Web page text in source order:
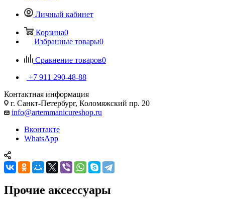
Личный кабинет
Корзина0
Избранные товары0
Сравнение товаров0
+7 911 290-48-88
Контактная информация
г. Санкт-Петербург, Коломяжский пр. 20
info@artemmanicureshop.ru
Вконтакте
WhatsApp
Прочие аксессуары